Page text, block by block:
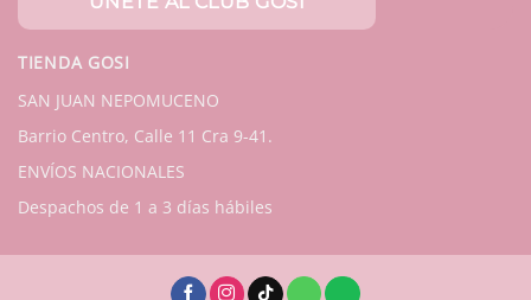
TIENDA GOSI
SAN JUAN NEPOMUCENO
Barrio Centro, Calle 11 Cra 9-41.
ENVÍOS NACIONALES
Despachos de 1 a 3 días hábiles